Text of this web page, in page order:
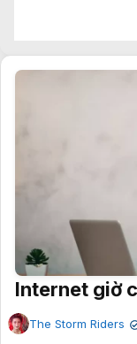
Internet giờ
The Storm Riders ✔